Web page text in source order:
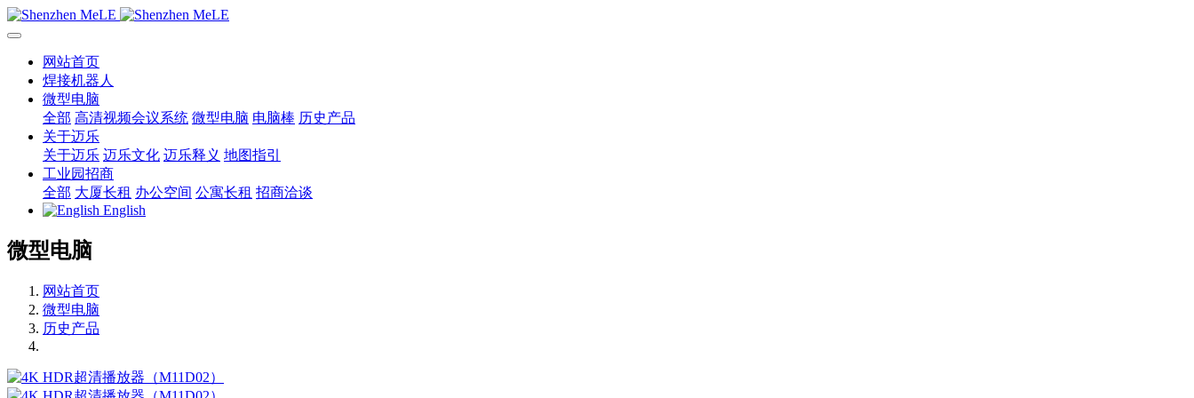
网站首页
焊接机器人
微型电脑
全部 高清视频会议系统 微型电脑 电脑棒 历史产品
关于迈乐
关于迈乐 迈乐文化 迈乐释义 地图指引
工业园招商
全部 大厦长租 办公空间 公寓长租 招商洽谈
English
微型电脑
网站首页
微型电脑
历史产品